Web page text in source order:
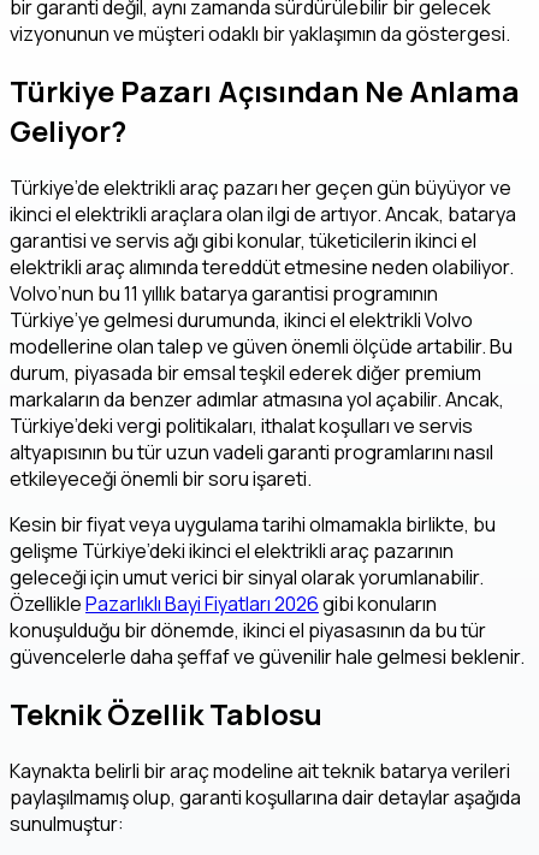
bir garanti değil, aynı zamanda sürdürülebilir bir gelecek
vizyonunun ve müşteri odaklı bir yaklaşımın da göstergesi.
Türkiye Pazarı Açısından Ne Anlama
Geliyor?
Türkiye’de elektrikli araç pazarı her geçen gün büyüyor ve
ikinci el elektrikli araçlara olan ilgi de artıyor. Ancak, batarya
garantisi ve servis ağı gibi konular, tüketicilerin ikinci el
elektrikli araç alımında tereddüt etmesine neden olabiliyor.
Volvo’nun bu 11 yıllık batarya garantisi programının
Türkiye’ye gelmesi durumunda, ikinci el elektrikli Volvo
modellerine olan talep ve güven önemli ölçüde artabilir. Bu
durum, piyasada bir emsal teşkil ederek diğer premium
markaların da benzer adımlar atmasına yol açabilir. Ancak,
Türkiye’deki vergi politikaları, ithalat koşulları ve servis
altyapısının bu tür uzun vadeli garanti programlarını nasıl
etkileyeceği önemli bir soru işareti.
Kesin bir fiyat veya uygulama tarihi olmamakla birlikte, bu
gelişme Türkiye’deki ikinci el elektrikli araç pazarının
geleceği için umut verici bir sinyal olarak yorumlanabilir.
ÖzelliklePazarlıklı Bayi Fiyatları 2026gibi konuların
konuşulduğu bir dönemde, ikinci el piyasasının da bu tür
güvencelerle daha şeffaf ve güvenilir hale gelmesi beklenir.
Teknik Özellik Tablosu
Kaynakta belirli bir araç modeline ait teknik batarya verileri
paylaşılmamış olup, garanti koşullarına dair detaylar aşağıda
sunulmuştur: